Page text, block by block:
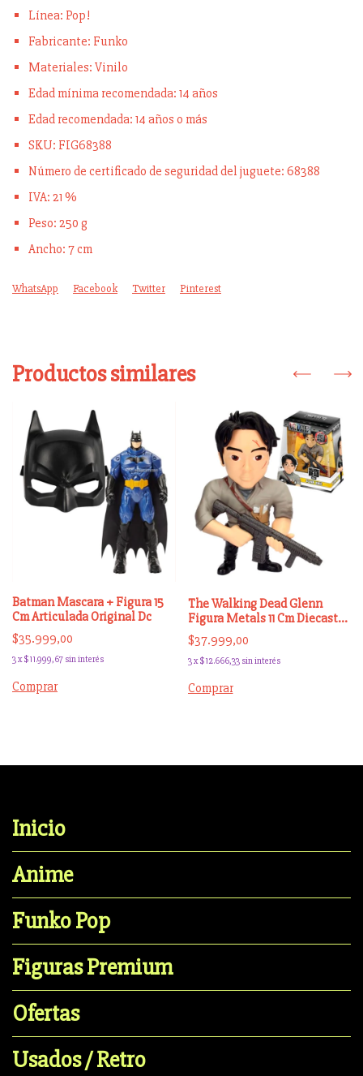
Línea: Pop!
Fabricante: Funko
Materiales: Vinilo
Edad mínima recomendada: 14 años
Edad recomendada: 14 años o más
SKU: FIG68388
Número de certificado de seguridad del juguete: 68388
IVA: 21 %
Peso: 250 g
Ancho: 7 cm
WhatsApp Facebook Twitter Pinterest
Productos similares
Batman Mascara + Figura 15
Cm Articulada Original Dc
$35.999,00
3x$11.999,67 sin interés
Comprar
The Walking Dead Glenn
Figura Metals 11 Cm Diecast
Jada
$37.999,00
3x$12.666,33 sin interés
Inicio
Anime
Funko Pop
Figuras Premium
Ofertas
Usados / Retro